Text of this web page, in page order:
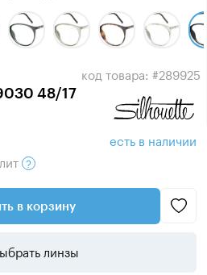
48/17
код товара: #289925
есть в наличии
в корзину
линзы